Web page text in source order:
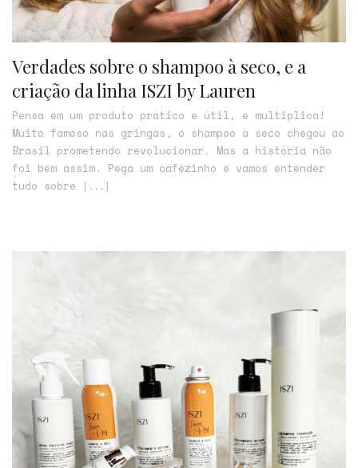
Verdades sobre o shampoo à seco, e a
criação da linha ISZI by Lauren
Pensa em um produto prático e útil, e multiplica!
Muito famoso nas gringas, o shampoo à seco chegou ao
Brasil prometendo revolucionar. Mas a história não
foi bem assim. Pega um cafézinho e vamos entender
tudo sobre
[...]